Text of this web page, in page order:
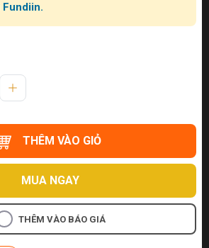
Fundiin.
THÊM VÀO GIỎ
MUA NGAY
THÊM VÀO BÁO GIÁ